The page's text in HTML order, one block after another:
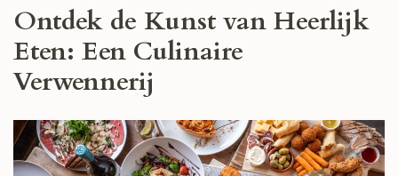
Ontdek de Kunst van Heerlijk
Eten: Een Culinaire
Verwennerij